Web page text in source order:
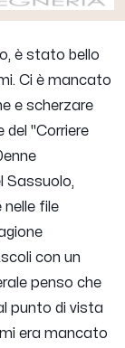
è stato bello
Ci è mancato
e scherzare
del "Corriere
Sassuolo,
file
con un
penso che
punto di vista
era mancato